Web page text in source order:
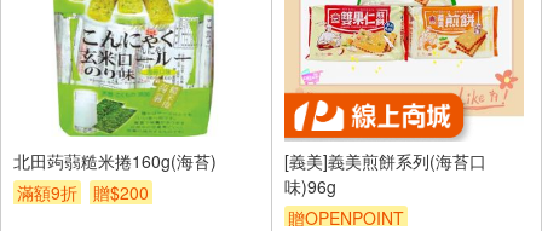
北田蒟蒻糙米捲160g(海苔)
滿額9折
贈$200
[義美]義美煎餅系列(海苔口
味)96g
贈OPENPOINT